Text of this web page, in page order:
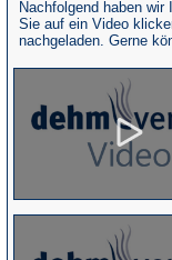
Nachfolgend haben
Sie auf ein Video
nachgeladen. Gerne